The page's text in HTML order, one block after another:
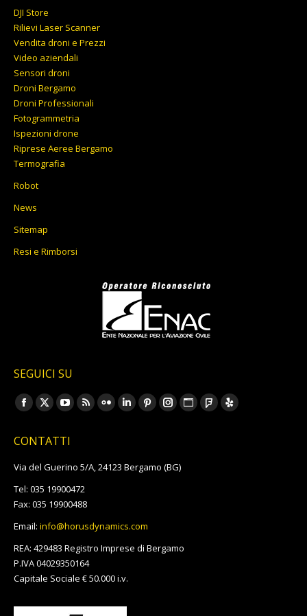
DJI Store
Rilievi Laser Scanner
Vendita droni e Prezzi
Video aziendali
Sensori droni
Droni Bergamo
Droni Professionali
Fotogrammetria
Ispezioni drone
Riprese Aeree Bergamo
Termografia
Robot
News
Sitemap
Resi e Rimborsi
SEGUICI SU
Ci puoi trovare su:
Facebook
opens
in
window
X
opens
in
window
YouTube
opens
in
window
Rss
in
window
Flickr
in
Linkedin
in
Pinterest
in
Instagram
in
Sito Foursquare
Yelp
CONTATTI
Via del Guerino 5/A, 24123 Bergamo (BG)
Tel: 035 19900472
Fax: 035 19900488
Email: info@horusdynamics.com
REA: 429483 Registro Imprese di Bergamo
P.IVA 04029350164
Capitale Sociale € 50.000 i.v.